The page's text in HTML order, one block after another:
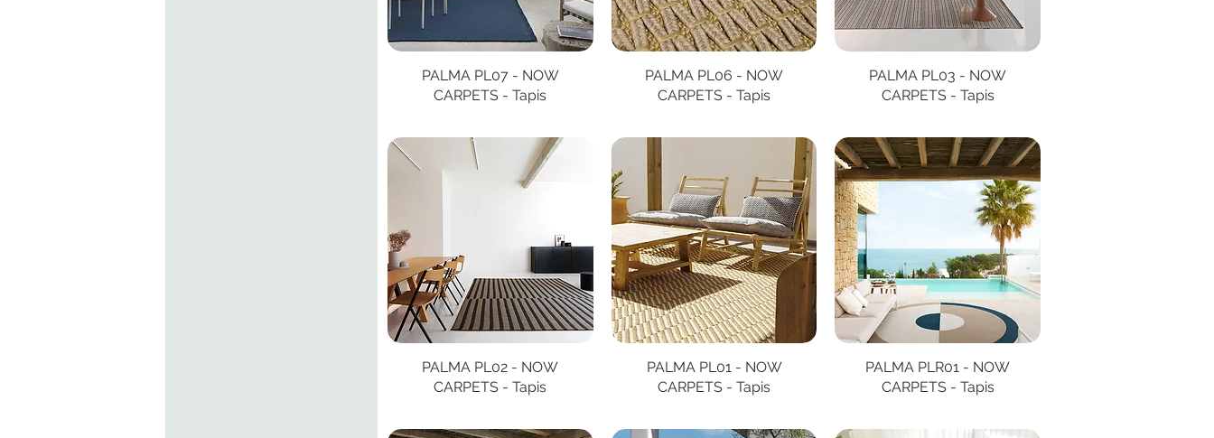
Aperçu rapide
PALMA PL07 - NOW
CARPETS - Tapis
Aperçu rapide
PALMA PL06 - NOW
CARPETS - Tapis
Aperçu rapide
PALMA PL03 - NOW
CARPETS - Tapis
Aperçu rapide
PALMA PL02 - NOW
CARPETS - Tapis
Aperçu rapide
PALMA PL01 - NOW
CARPETS - Tapis
Aperçu rapide
PALMA PLR01 - NOW
CARPETS - Tapis